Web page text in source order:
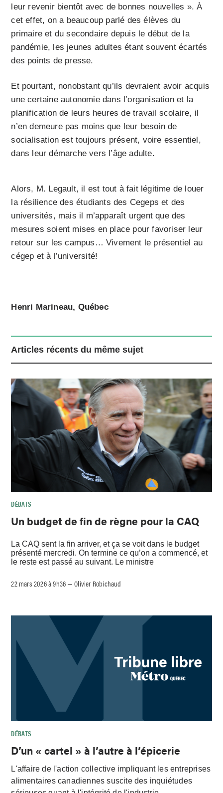
leur revenir bientôt avec de bonnes nouvelles ». À
cet effet, on a beaucoup parlé des élèves du
primaire et du secondaire depuis le début de la
pandémie, les jeunes adultes étant souvent écartés
des points de presse.
Et pourtant, nonobstant qu’ils devraient avoir acquis
une certaine autonomie dans l’organisation et la
planification de leurs heures de travail scolaire, il
n’en demeure pas moins que leur besoin de
socialisation est toujours présent, voire essentiel,
dans leur démarche vers l’âge adulte.
Alors, M. Legault, il est tout à fait légitime de louer
la résilience des étudiants des Cegeps et des
universités, mais il m’apparaît urgent que des
mesures soient mises en place pour favoriser leur
retour sur les campus… Vivement le présentiel au
cégep et à l’université!
Henri Marineau, Québec
Articles récents du même sujet
DÉBATS
Un budget de fin de règne pour la CAQ
La CAQ sent la fin arriver, et ça se voit dans le budget
présenté mercredi. On termine ce qu’on a commencé, et
le reste est passé au suivant. Le ministre
22 mars 2026 à 9h36 –Olivier Robichaud
DÉBATS
D’un « cartel » à l’autre à l’épicerie
L'affaire de l'action collective impliquant les entreprises
alimentaires canadiennes suscite des inquiétudes